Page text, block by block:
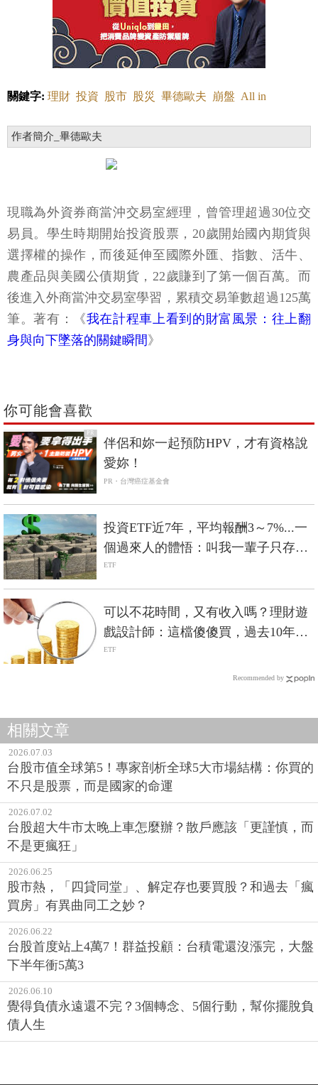
關鍵字: 理財 投資 股市 股災 畢德歐夫 崩盤 All in
作者簡介_畢德歐夫
現職為外資券商當沖交易室經理，曾管理超過30位交
易員。學生時期開始投資股票，20歲開始國內期貨與
選擇權的操作，而後延伸至國際外匯、指數、活牛、
農產品與美國公債期貨，22歲賺到了第一個百萬。而
後進入外商當沖交易室學習，累積交易筆數超過125萬
筆。著有：《我在計程車上看到的財富風景：往上翻
身與向下墜落的關鍵瞬間 》
你可能會喜歡
PR
伴侶和妳一起預防HPV，才有資格說
愛妳！
PR・台灣癌症基金會
投資ETF近7年，平均報酬3～7%...一
個過來人的體悟：叫我一輩子只存台
積電，我還真的不敢
ETF
可以不花時間，又有收入嗎？理財遊
戲設計師：這檔傻傻買，過去10年獲
利最高9.5%
ETF
Recommended by
相關文章
2026.07.03
台股市值全球第5！專家剖析全球5大市場結構：你買的
不只是股票，而是國家的命運
2026.07.02
台股超大牛市太晚上車怎麼辦？散戶應該「更謹慎，而
不是更瘋狂」
2026.06.25
股市熱，「四貸同堂」、解定存也要買股？和過去「瘋
買房」有異曲同工之妙？
2026.06.22
台股首度站上4萬7！群益投顧：台積電還沒漲完，大盤
下半年衝5萬3
2026.06.10
覺得負債永遠還不完？3個轉念、5個行動，幫你擺脫負
債人生